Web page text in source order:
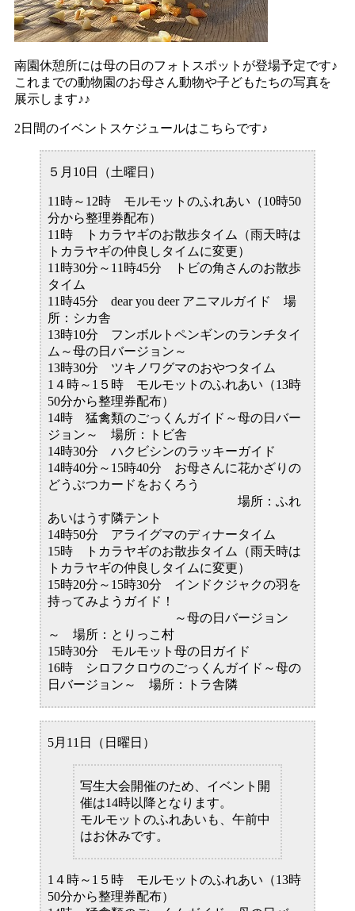
南園休憩所には母の日のフォトスポットが登場予定です♪
これまでの動物園のお母さん動物や子どもたちの写真を
展示します♪♪
2日間のイベントスケジュールはこちらです♪
５月10日（土曜日）
11時～12時 モルモットのふれあい（10時50
分から整理券配布）
11時 トカラヤギのお散歩タイム（雨天時は
トカラヤギの仲良しタイムに変更）
11時30分～11時45分 トビの角さんのお散歩
タイム
11時45分 dear you deer アニマルガイド 場
所：シカ舎
13時10分 フンボルトペンギンのランチタイ
ム～母の日バージョン～
13時30分 ツキノワグマのおやつタイム
1４時～1５時 モルモットのふれあい（13時
50分から整理券配布）
14時 猛禽類のごっくんガイド～母の日バー
ジョン～ 場所：トビ舎
14時30分 ハクビシンのラッキーガイド
14時40分～15時40分 お母さんに花かざりの
どうぶつカードをおくろう
場所：ふれ
あいはうす隣テント
14時50分 アライグマのディナータイム
15時 トカラヤギのお散歩タイム（雨天時は
トカラヤギの仲良しタイムに変更）
15時20分～15時30分 インドクジャクの羽を
持ってみようガイド！
～母の日バージョン
～ 場所：とりっこ村
15時30分 モルモット母の日ガイド
16時 シロフクロウのごっくんガイド～母の
日バージョン～ 場所：トラ舎隣
5月11日（日曜日）
写生大会開催のため、イベント開
催は14時以降となります。
モルモットのふれあいも、午前中
はお休みです。
1４時～1５時 モルモットのふれあい（13時
50分から整理券配布）